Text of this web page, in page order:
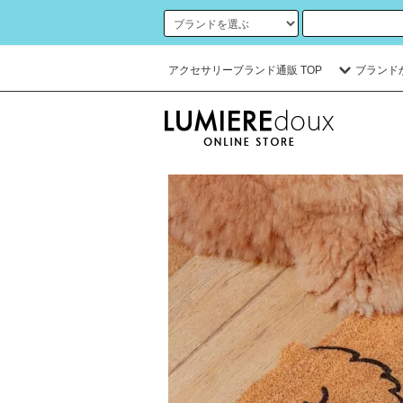
アクセサリーブランド通販 TOP ブランド